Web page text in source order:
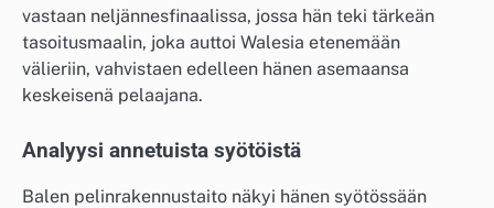
vastaan neljännesfinaalissa, jossa hän teki tärkeän
tasoitusmaalin, joka auttoi Walesia etenemään
välieriin, vahvistaen edelleen hänen asemaansa
keskeisenä pelaajana.
Analyysi annetuista syötöistä
Balen pelinrakennustaito näkyi hänen syötössään